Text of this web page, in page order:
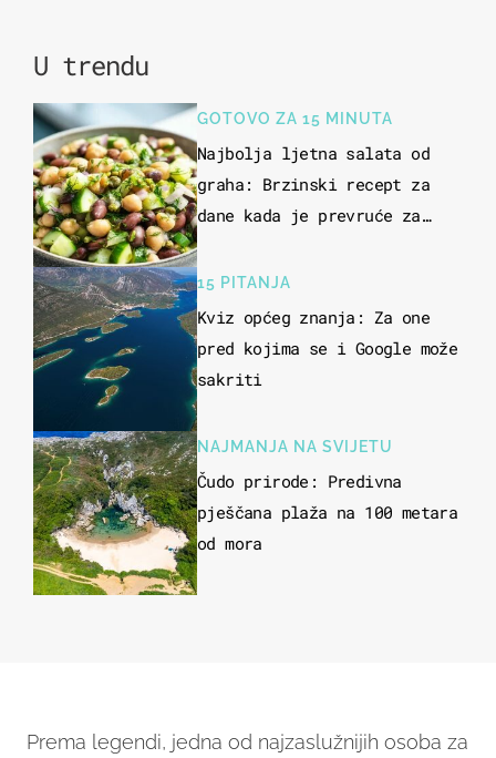
U trendu
GOTOVO ZA 15 MINUTA
Najbolja ljetna salata od
graha: Brzinski recept za
dane kada je prevruće za
15 PITANJA
Kviz općeg znanja: Za one
pred kojima se i Google može
sakriti
NAJMANJA NA SVIJETU
Čudo prirode: Predivna
pješčana plaža na 100 metara
od mora
Prema legendi, jedna od najzaslužnijih osoba za